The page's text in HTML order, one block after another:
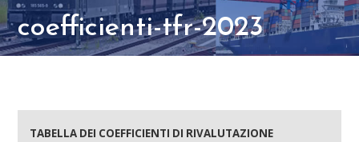
coefficienti-tfr-2023
TABELLA DEI COEFFICIENTI DI RIVALUTAZIONE